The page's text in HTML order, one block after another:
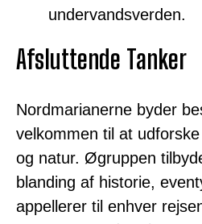
undervandsverden.
Afsluttende Tanker
Nordmarianerne byder
velkommen til at
og natur. Øgruppen
blanding af historie,
appellerer til enhver